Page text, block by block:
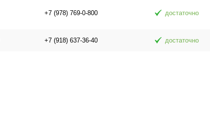
+7 (978) 769-0-800 достаточно
+7 (918) 637-36-40 достаточно